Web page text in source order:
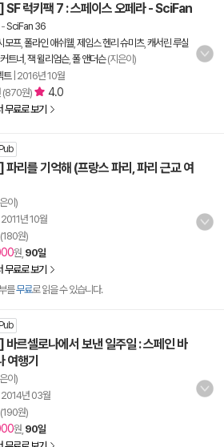
SF 럭키팩 7 : 스페이스 오페라 - SciFan
-SciFan 36
모프, 폴라인 애쉬웰 제임스 헨리 슈미츠, 캐서린 루실
트너 잭 윌리엄슨, 폴 앤더슨(지은이)
트| 2016년 10월
(870원) 4.0
무료로 보기
파리를 기억해 (프랑스 파리, 파리 근교 여
이)
2011년 10월
원)
원, 90일
무료로 보기
를무료로 읽을 수 있습니다.
바르셀로나에서 보낸 일주일 : 스페인 바
여행기
이)
2014년 03월
원)
원, 90일